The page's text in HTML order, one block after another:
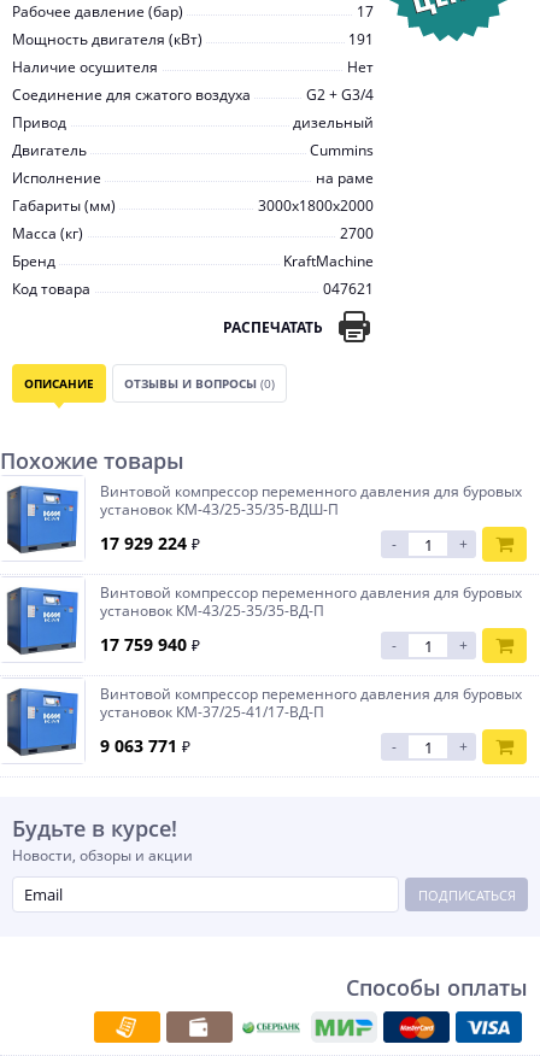
Рабочее давление (бар)
17
Мощность двигателя (кВт)
191
Наличие осушителя
Нет
Соединение для сжатого воздуха
G2 + G3/4
Привод
дизельный
Двигатель
Cummins
Исполнение
на раме
Габариты (мм)
3000x1800x2000
Масса (кг)
2700
Бренд
KraftMachine
Код товара
047621
РАСПЕЧАТАТЬ
ОПИСАНИЕ ОТЗЫВЫ И ВОПРОСЫ (0)
Похожие товары
Винтовой компрессор переменного давления для буровых
установок КМ-43/25-35/35-ВДШ-П
17 929 224 ₽ - +
Винтовой компрессор переменного давления для буровых
установок КМ-43/25-35/35-ВД-П
17 759 940 ₽ - +
Винтовой компрессор переменного давления для буровых
установок КМ-37/25-41/17-ВД-П
9 063 771 ₽ - +
Будьте в курсе!
Новости, обзоры и акции
ПОДПИСАТЬСЯ
Способы оплаты